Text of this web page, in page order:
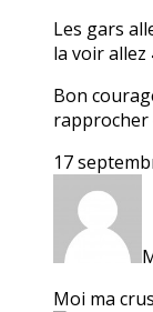
Les gars
la voir allez
Bon
rapprocher
17
Moi ma